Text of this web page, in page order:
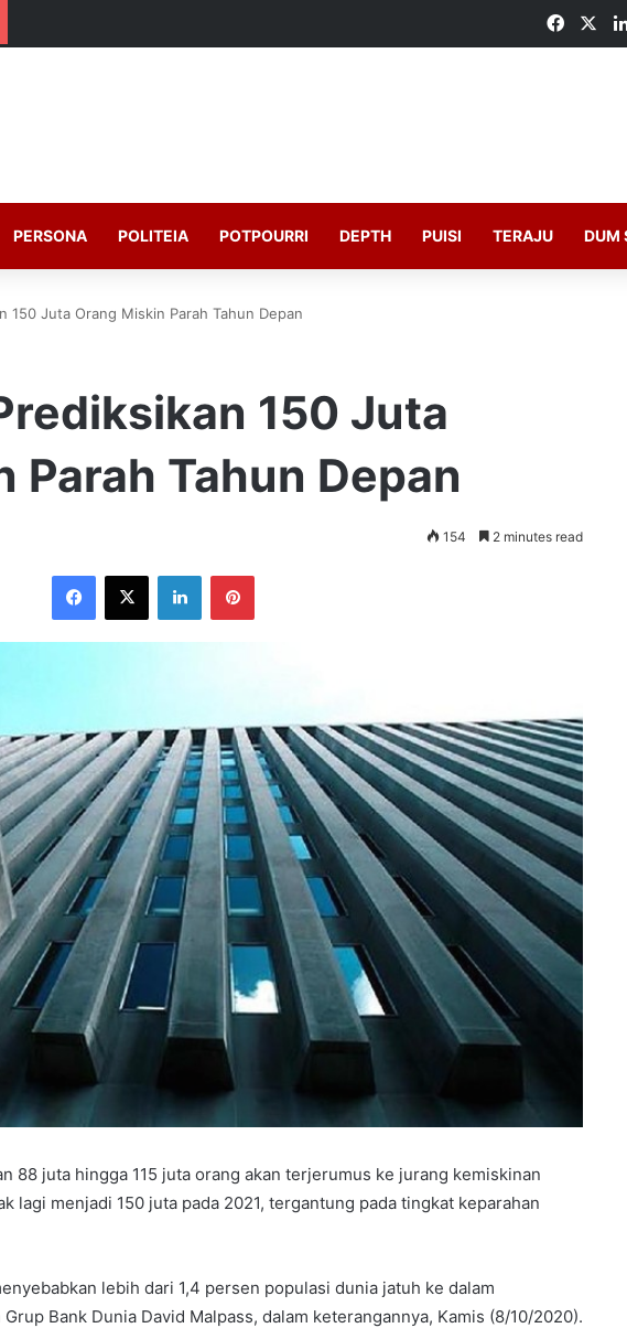
PERSONA POLITEIA POTPOURRI DEPTH PUISI TERAJU DUM
150 Juta Orang Miskin Parah Tahun Depan
150 Juta
Parah Tahun Depan
154 2 minutes read
Facebook
X LinkedInPinterest
88 juta hingga 115 juta orang akan terjerumus ke jurang kemiskinan
lagi menjadi 150 juta pada 2021, tergantung pada tingkat keparahan
lebih dari 1,4 persen populasi dunia jatuh ke dalam
Bank Dunia David Malpass, dalam keterangannya, Kamis (8/10/2020).